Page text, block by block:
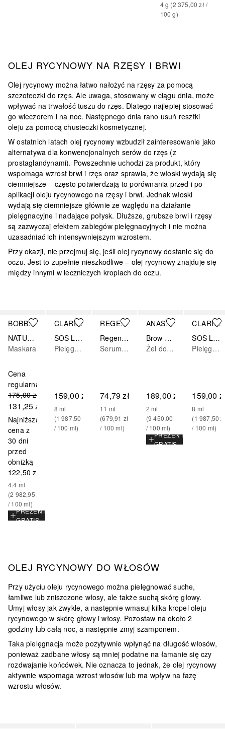
4g (2 375,00 zł /
100 g)
OLEJ RYCYNOWY NA RZĘSY I BRWI
Olej rycynowy można łatwo nałożyć na rzęsy za pomocą
szczoteczki do rzęs. Ale uwaga, stosowany w ciągu dnia, może
wpływać na trwałość tuszu do rzęs. Dlatego najlepiej stosować
go wieczorem i na noc. Następnego dnia rano usuń resztki
oleju za pomocą chusteczki kosmetycznej.
W ostatnich latach olej rycynowy wzbudził zainteresowanie jako
alternatywa dla konwencjonalnych serów do rzęs (z
prostaglandynami). Powszechnie uchodzi za produkt, który
wspomaga wzrost brwi i rzęs oraz sprawia, że włoski wydają się
ciemniejsze – często potwierdzają to porównania przed i po
aplikacji oleju rycynowego na rzęsy i brwi. Jednak włoski
wydają się ciemniejsze głównie ze względu na działanie
pielęgnacyjne i nadające połysk. Dłuższe, grubsze brwi i rzęsy
są zazwyczaj efektem zabiegów pielęgnacyjnych i nie można
uzasadniać ich intensywniejszym wzrostem.
Przy okazji, nie przejmuj się, jeśli olej rycynowy dostanie się do
oczu. Jest to zupełnie nieszkodliwe – olej rycynowy znajduje się
między innymi w leczniczych kroplach do oczu.
BOBBI BROWN
NATURAL BROW SHAPER
Maskara
Cena
regularna
175,00 zł
131,25 zł
Najniższa
cena z
30 dni
przed
obniżką
122,50 zł
4.4 ml
(2 982,95 zł
/ 100 ml)
PREZENT
GRATIS
CLARINS
SOS Lashes Serum Mascara
Pielęgnacja rzęs
159,00 zł
8 ml
(1 987,50 zł
/ 100 ml)
REGENERUM
Regenerum Regeneracyjne serum do rzęs i brwi 4 ml + 7 ml
Serum nawilżające
74,79 zł
11 ml
(679,91 zł
/ 100 ml)
ANASTASIA BEVERLY HILLS
Brow Genius®
Żel do brwi
189,00 zł
2 ml
(9 450,00 zł
/ 100 ml)
PREZENT
GRATIS
CLARINS
SOS Lashes Serum Mascara
Pielęgnacja rzęs
159,00
8 ml
(1 987,50
/ 100 ml)
OLEJ RYCYNOWY DO WŁOSÓW
Przy użyciu oleju rycynowego można pielęgnować suche,
łamliwe lub zniszczone włosy, ale także suchą skórę głowy.
Umyj włosy jak zwykle, a następnie wmasuj kilka kropel oleju
rycynowego w skórę głowy i włosy. Pozostaw na około 2
godziny lub całą noc, a następnie zmyj szamponem.
Taka pielęgnacja może pozytywnie wpłynąć na długość włosów,
ponieważ zadbane włosy są mniej podatne na łamanie się czy
rozdwajanie końcówek. Nie oznacza to jednak, że olej rycynowy
aktywnie wspomaga wzrost włosów lub ma wpływ na fazę
wzrostu włosów.